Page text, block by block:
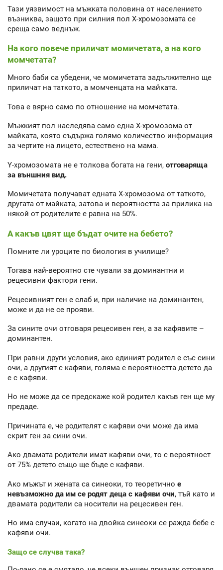
Тази уязвимост на мъжката половина от населението
възниква, защото при силния пол Х-хромозомата се
среща само веднъж.
На кого повече приличат момичетата, а на кого
момчетата?
Много баби са убедени, че момичетата задължително ще
приличат на таткото, а момченцата на майката.
Това е вярно само по отношение на момчетата.
Мъжкият пол наследява само една Х-хромозома от
майката, която съдържа голямо количество информация
за чертите на лицето, естествено на мама.
Y-хромозомата не е толкова богата на гени, отговаряща
за външния вид.
Момичетата получават едната Х-хромозома от таткото,
другата от майката, затова и вероятността за прилика на
някой от родителите е равна на 50%.
А какъв цвят ще бъдат очите на бебето?
Помните ли уроците по биология в училище?
Тогава най-вероятно сте чували за доминантни и
рецесивни фактори гени.
Рецесивният ген е слаб и, при наличие на доминантен,
може и да не се прояви.
За сините очи отговаря рецесивен ген, а за кафявите –
доминантен.
При равни други условия, ако единият родител е със сини
очи, а другият с кафяви, голяма е вероятността детето да
е с кафяви.
Но не може да се предскаже кой родител какъв ген ще му
предаде.
Причината е, че родителят с кафяви очи може да има
скрит ген за сини очи.
Ако двамата родители имат кафяви очи, то с вероятност
от 75% детето също ще бъде с кафяви.
Ако мъжът и жената са синеоки, то теоретично е
невъзможно да им се родят деца с кафяви очи, тъй като и
двамата родители са носители на рецесивен ген.
Но има случаи, когато на двойка синеоки се ражда бебе с
кафяви очи.
Защо се случва така?